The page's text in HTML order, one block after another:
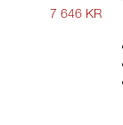
7 646 KR